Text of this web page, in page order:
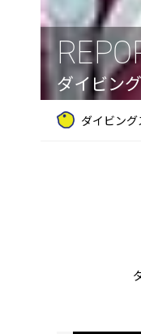
ダイビン
ダイビング